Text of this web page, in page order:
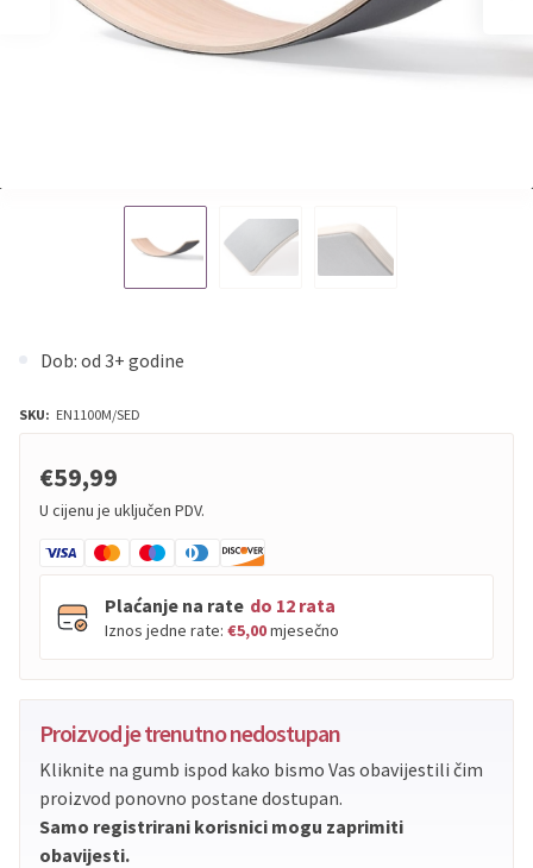
Dob: od 3+ godine
SKU: EN1100M/SED
€59,99
U cijenu je uključen PDV.
Plaćanje na rate do 12 rata
Iznos jedne rate: €5,00mjesečno
Visa Premium
Erste
Diners do12rata
Maestro do
Erste
Proizvod je trenutno nedostupan
Kliknite na gumb ispod kako bismo Vas obavijestili čim
proizvod ponovno postane dostupan.
Samo registrirani korisnici mogu zaprimiti
obavijesti.